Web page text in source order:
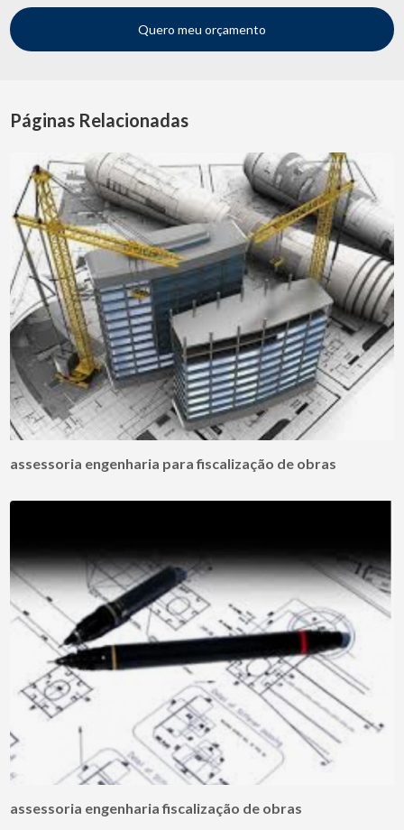
Quero meu orçamento
Páginas Relacionadas
assessoria engenharia para fiscalização de obras
assessoria engenharia fiscalização de obras